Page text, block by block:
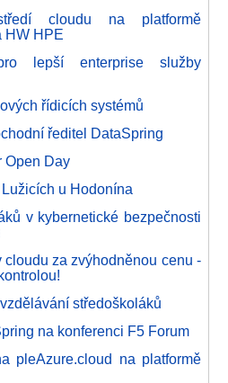
cloudu na platformě
HW HPE
lepší enterprise služby
řídicích systémů
ředitel DataSpring
Open Day
u Hodonína
v kybernetické bezpečnosti
za zvýhodněnou cenu -
středoškoláků
na konferenci F5 Forum
pleAzure.cloud na platformě